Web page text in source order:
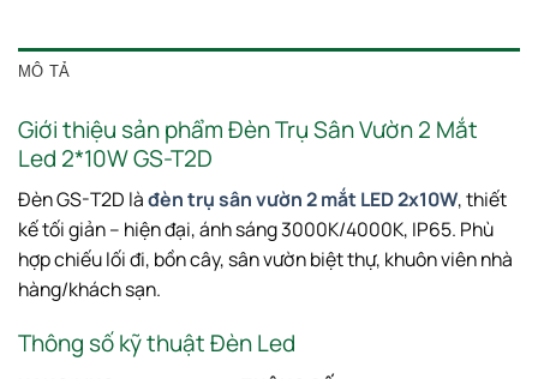
MÔ TẢ
Giới thiệu sản phẩm Đèn Trụ Sân Vườn 2 Mắt
Led 2*10W GS-T2D
Đèn GS-T2D làđèn trụ sân vườn 2 mắt LED 2x10W, thiết
kế tối giản – hiện đại, ánh sáng 3000K/4000K, IP65. Phù
hợp chiếu lối đi, bồn cây, sân vườn biệt thự, khuôn viên nhà
hàng/khách sạn.
Thông số kỹ thuật Đèn Led